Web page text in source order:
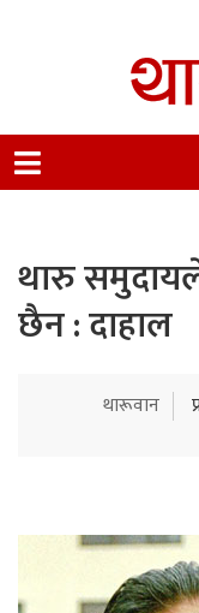
Nepal.
थारु
छैन : दाहाल
थारूवान